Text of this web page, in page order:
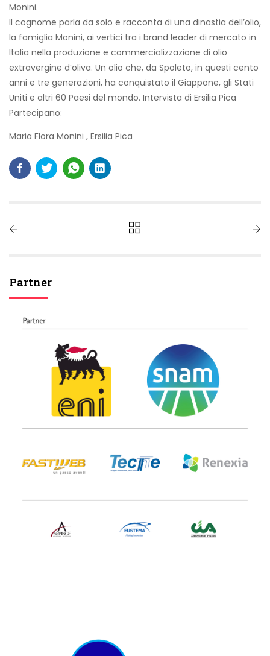
Monini.
Il cognome parla da solo e racconta di una dinastia dell’olio,
la famiglia Monini, ai vertici tra i brand leader di mercato in
Italia nella produzione e commercializzazione di olio
extravergine d’oliva. Un olio che, da Spoleto, in questi cento
anni e tre generazioni, ha conquistato il Giappone, gli Stati
Uniti e altri 60 Paesi del mondo. Intervista di Ersilia Pica
Partecipano:
Maria Flora Monini , Ersilia Pica
Partner